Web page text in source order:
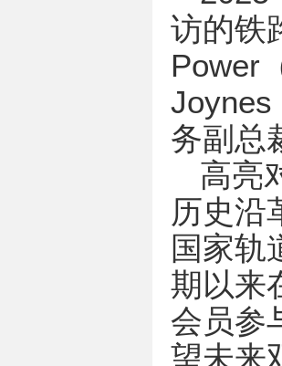
访的铁
Power
Joynes
务副总
高亮
历史沿
国家轨
期以来
会员参
望未来